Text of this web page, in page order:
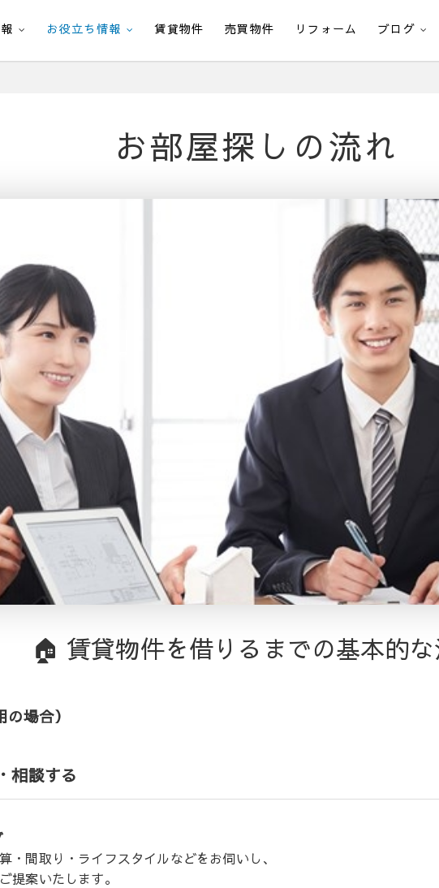
お役立ち情報 賃貸物件 売買物件 リフォーム ブログ
お部屋探しの流れ
🏠 賃貸物件を借りるまでの基本的
場合）
相談する
・間取り・ライフスタイルなどをお伺いし、
提案いたします。